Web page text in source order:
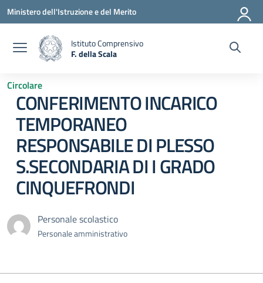
Vai ai contenuti
Vai al menu di navigazione
Vai al footer
Ministero dell'Istruzione e del Merito
Istituto Comprensivo
F. della Scala
Circolare
CONFERIMENTO INCARICO
TEMPORANEO
RESPONSABILE DI PLESSO
S.SECONDARIA DI I GRADO
CINQUEFRONDI
Personale scolastico
Personale amministrativo